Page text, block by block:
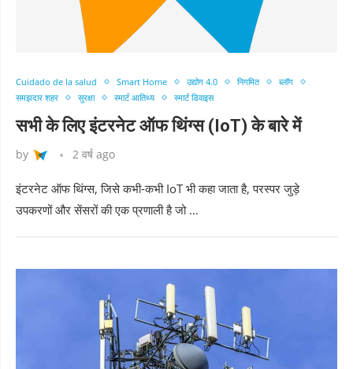
Cuidado de la salud Smart Home उद्योग 4.0 निगमित
ब्लॉग
समझदार शहर
सुरक्षा स्मार्ट आतिथ्य स्मार्ट डिवाइस
सभी के लिए इंटरनेट ऑफ थिंग्स (IoT) के बारे में
by 2 वर्ष ago
इंटरनेट ऑफ थिंग्स, जिसे कभी-कभी IoT भी कहा जाता है, परस्पर जुड़े
उपकरणों और सेंसरों की एक प्रणाली है जो …